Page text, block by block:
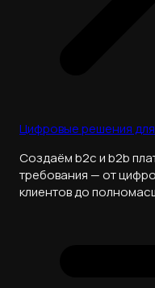
Цифровые решения
Создаём b2c и b2b
требования — от
клиентов до